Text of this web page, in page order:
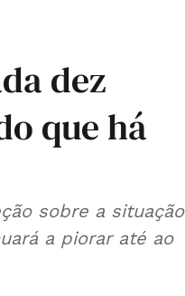
dez
que há
sobre a situação
a piorar até ao